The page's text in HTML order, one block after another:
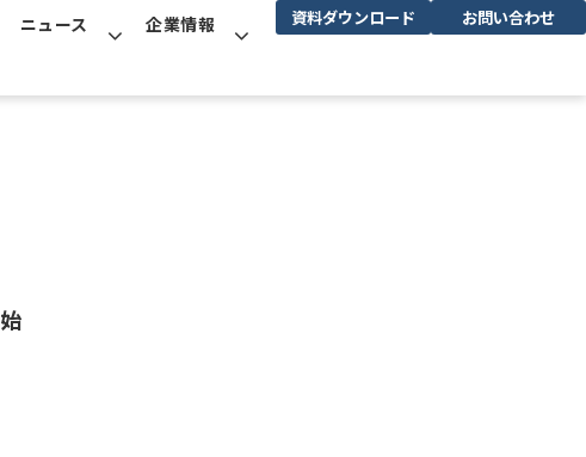
ニュース
企業情報
資料ダウンロード お問い合わせ